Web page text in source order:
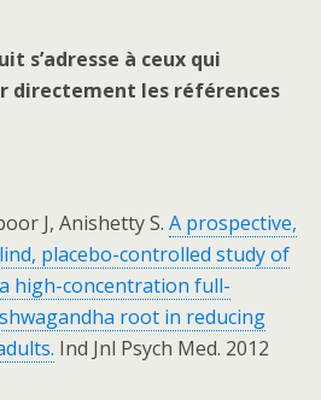
s’adresse à ceux qui
directement les références
J, Anishetty S. A prospective,
placebo-controlled study of
high-concentration full-
root in reducing
Ind Jnl Psych Med. 2012